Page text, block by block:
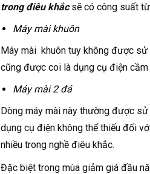
trong điêu khắcsẽ có công suất
Máy mài khuôn
Máy mài khuôn tuy không được
cũng được coi là dụng cụ điện
Máy mài 2 đá
Dòng máy mài này thường được
dụng cụ điện không thể thiếu đối
nhiều trong nghề điêu khắc.
Đặc biệt trong mùa giảm giá đầu